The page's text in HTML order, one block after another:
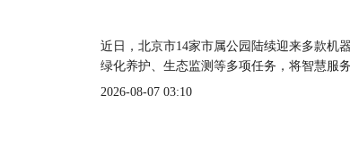
近日，北京市14家市属公园陆续迎来多款机
绿化养护、生态监测等多项任务，将智慧服
2026-08-07 03:10